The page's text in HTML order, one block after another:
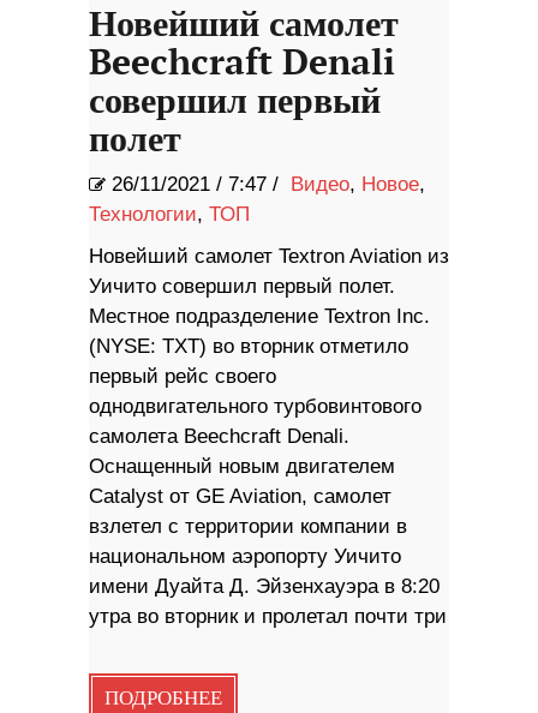
Новейший самолет
Beechcraft Denali
совершил первый
полет
26/11/2021 / 7:47 / Видео, Новое,
Технологии, ТОП
Новейший самолет Textron Aviation из
Уичито совершил первый полет.
Местное подразделение Textron Inc.
(NYSE: TXT) во вторник отметило
первый рейс своего
однодвигательного турбовинтового
самолета Beechcraft Denali.
Оснащенный новым двигателем
Catalyst от GE Aviation, самолет
взлетел с территории компании в
национальном аэропорту Уичито
имени Дуайта Д. Эйзенхауэра в 8:20
утра во вторник и пролетал почти три
ПОДРОБНЕЕ